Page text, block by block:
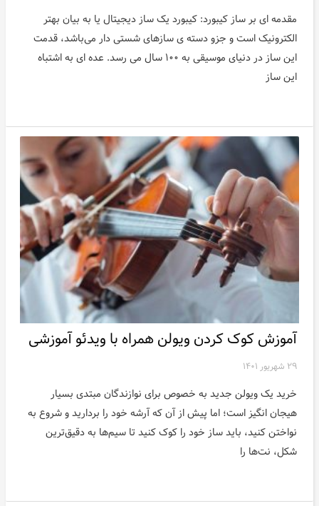
مقدمه ای بر ساز کیبورد: کیبورد یک ساز دیجیتال یا به بیان بهتر
الکترونیک است و جزو دسته ی سازهای شستی دار می‌باشد، قدمت
این ساز در دنیای موسیقی به ۱۰۰ سال می رسد. عده ای به اشتباه
این ساز
آموزش کوک کردن ویولن همراه با ویدئو آموزشی
۲۹ شهریور ۱۴۰۱
خرید یک ویولن جدید به خصوص برای نوازندگان مبتدی بسیار
هیجان انگیز است؛ اما پیش از آن که آرشه خود را بردارید و شروع به
نواختن کنید، باید ساز خود را کوک کنید تا سیم‌ها به دقیق‌ترین
شکل، نت‌ها را